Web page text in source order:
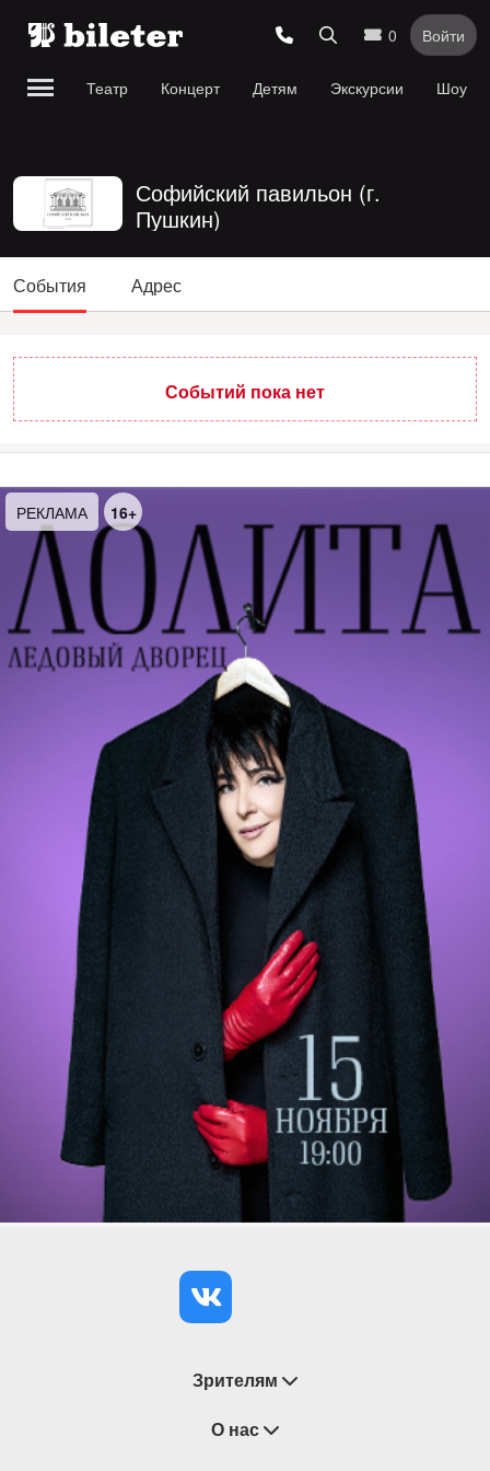
0 Войти
Театр Концерт Детям Экскурсии Шоу
Софийский павильон (г.
Пушкин)
События Адрес
Событий пока нет
РЕКЛАМА 16+
Зрителям
Восстановление билетов
О нас